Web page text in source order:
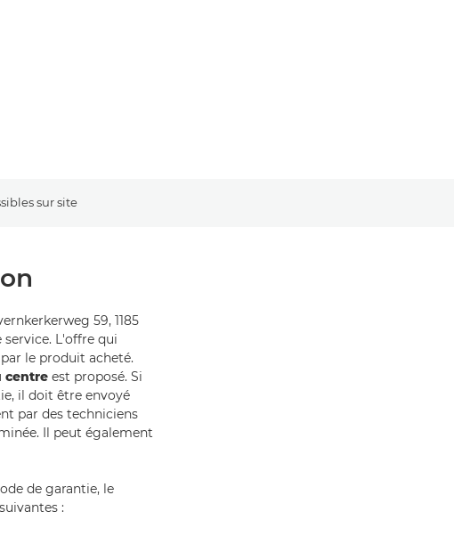
sur site
59, 1185
service. L'offre qui
le produit acheté.
centre est proposé. Si
il doit être envoyé
par des techniciens
Il peut également
de garantie, le
: